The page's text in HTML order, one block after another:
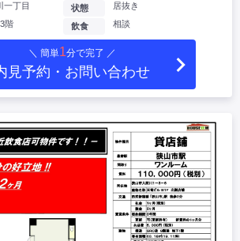
一丁目
階
状態 居抜き
飲食 相談
＼ 簡単1分で完了 ／
見予約・お問い合わせ